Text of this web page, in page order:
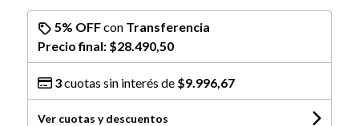
5% OFFcon Transferencia
Precio final: $28.490,50
3cuotas sin interés de $9.996,67
Ver cuotas y descuentos